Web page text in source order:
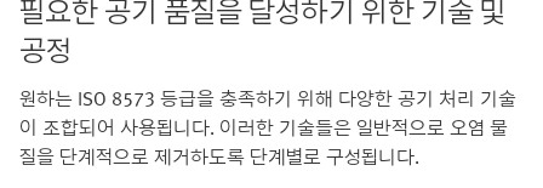
필요한 공기 품질을 달성하기 위한 기술 및
공정
원하는 ISO 8573 등급을 충족하기 위해 다양한 공기 처리 기술
이 조합되어 사용됩니다. 이러한 기술들은 일반적으로 오염 물
질을 단계적으로 제거하도록 단계별로 구성됩니다.